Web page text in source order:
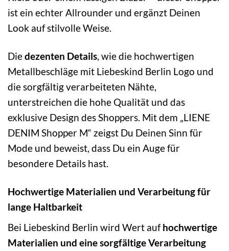
ist ein echter Allrounder und ergänzt Deinen
Look auf stilvolle Weise.
Diedezenten Details, wie die hochwertigen
Metallbeschläge mit Liebeskind Berlin Logo und
die sorgfältig verarbeiteten Nähte,
unterstreichen die hohe Qualität und das
exklusive Design des Shoppers. Mit dem „LIENE
DENIM Shopper M“ zeigst Du Deinen Sinn für
Mode und beweist, dass Du ein Auge für
besondere Details hast.
Hochwertige Materialien und Verarbeitung für
lange Haltbarkeit
Bei Liebeskind Berlin wird Wert aufhochwertige
Materialien und eine sorgfältige Verarbeitung